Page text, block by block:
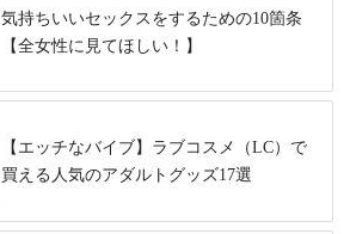
気持ちいいセックスをするための10箇条
【全女性に見てほしい！】
【エッチなバイブ】ラブコスメ（LC）で
買える人気のアダルトグッズ17選